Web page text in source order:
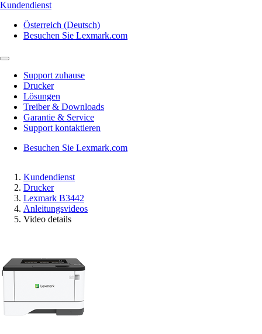
Kundendienst
Österreich (Deutsch)
Besuchen Sie Lexmark.com
Support zuhause
Drucker
Lösungen
Treiber & Downloads
Garantie & Service
Support kontaktieren
Besuchen Sie Lexmark.com
Kundendienst
Drucker
Lexmark B3442
Anleitungsvideos
Video details